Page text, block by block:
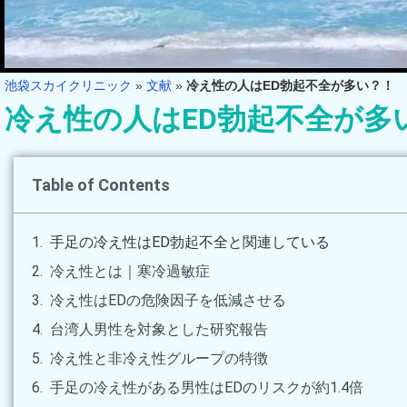
池袋スカイクリニック » 文献 » 冷え性の人はED勃起不全が多い？！
冷え性の人はED勃起不全が多
Table of Contents
手足の冷え性はED勃起不全と関連している
冷え性とは｜寒冷過敏症
冷え性はEDの危険因子を低減させる
台湾人男性を対象とした研究報告
冷え性と非冷え性グループの特徴
手足の冷え性がある男性はEDのリスクが約1.4倍